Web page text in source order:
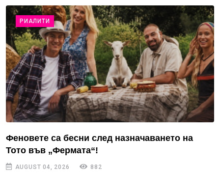
РИАЛИТИ
Феновете са бесни след назначаването на
Тото във „Фермата“!
AUGUST 04, 2026 882